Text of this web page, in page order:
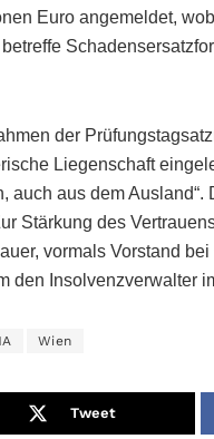
Euro angemeldet,
der
Liegenschaft
auch aus dem
Stärkung des
vormals Vorstand
den Insolvenzverwalter
Wien
Tweet